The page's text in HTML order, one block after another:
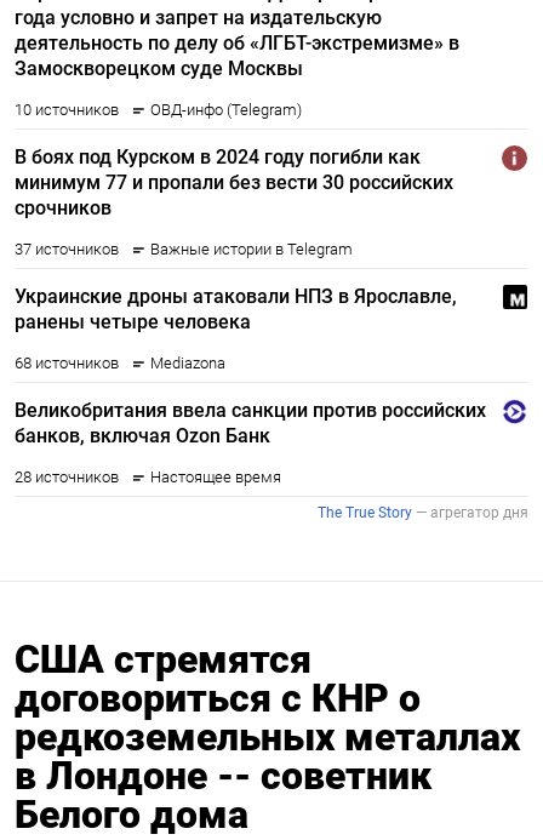
США стремятся
договориться с КНР о
редкоземельных металлах
в Лондоне -- советник
Белого дома